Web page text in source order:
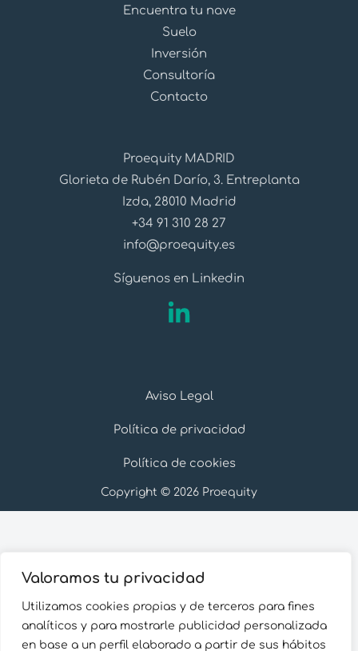
Valoramos tu privacidad
Utilizamos cookies propias y de terceros para fines
analíticos y para mostrarle publicidad personalizada
en base a un perfil elaborado a partir de sus hábitos
Encuentra tu nave
Suelo
Inversión
Consultoría
Contacto
Proequity MADRID
Glorieta de Rubén Darío, 3. Entreplanta
Izda, 28010 Madrid
+34 91 310 28 27
info@proequity.es
Síguenos en Linkedin
Aviso Legal
Política de privacidad
Política de cookies
Copyright © 2026 Proequity